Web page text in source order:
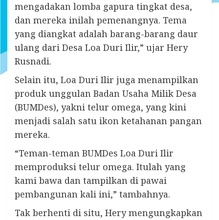
mengadakan lomba gapura tingkat desa,
dan mereka inilah pemenangnya. Tema
yang diangkat adalah barang-barang daur
ulang dari Desa Loa Duri Ilir,” ujar Hery
Rusnadi.
Selain itu, Loa Duri Ilir juga menampilkan
produk unggulan Badan Usaha Milik Desa
(BUMDes), yakni telur omega, yang kini
menjadi salah satu ikon ketahanan pangan
mereka.
“Teman-teman BUMDes Loa Duri Ilir
memproduksi telur omega. Itulah yang
kami bawa dan tampilkan di pawai
pembangunan kali ini,” tambahnya.
Tak berhenti di situ, Hery mengungkapkan